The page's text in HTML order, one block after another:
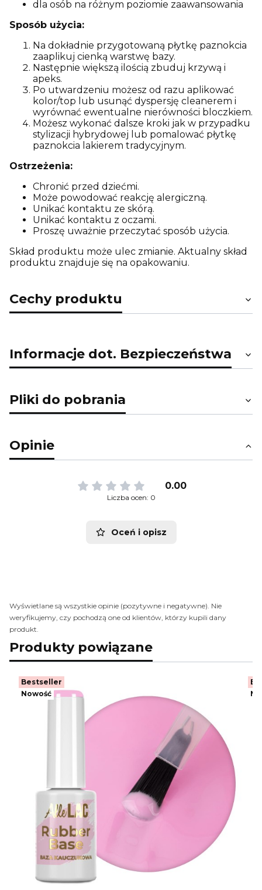
dla osób na różnym poziomie zaawansowania
Sposób użycia:
Na dokładnie przygotowaną płytkę paznokcia
zaaplikuj cienką warstwę bazy.
Następnie większą ilością zbuduj krzywą i
apeks.
Po utwardzeniu możesz od razu aplikować
kolor/top lub usunąć dyspersję cleanerem i
wyrównać ewentualne nierówności bloczkiem.
Możesz wykonać dalsze kroki jak w przypadku
stylizacji hybrydowej lub pomalować płytkę
paznokcia lakierem tradycyjnym.
Ostrzeżenia:
Chronić przed dziećmi.
Może powodować reakcję alergiczną.
Unikać kontaktu ze skórą.
Unikać kontaktu z oczami.
Proszę uważnie przeczytać sposób użycia.
Skład produktu może ulec zmianie. Aktualny skład
produktu znajduje się na opakowaniu.
Cechy produktu
Informacje dot. Bezpieczeństwa
Pliki do pobrania
Opinie
0.00
Liczba ocen: 0
Oceń i opisz
Wyświetlane są wszystkie opinie (pozytywne i negatywne). Nie
weryfikujemy, czy pochodzą one od klientów, którzy kupili dany
produkt.
Produkty powiązane
Bestseller
Nowość